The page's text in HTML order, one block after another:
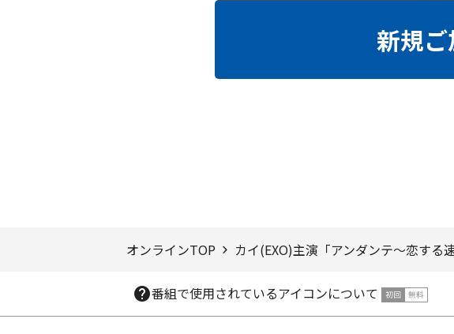
新規
オンラインTOP カイ(EXO)主演「アンダンテ～恋する
番組で使用されているアイコンについて